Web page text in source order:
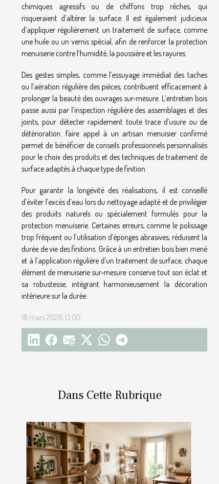
Dans Cette Rubrique
chimiques agressifs ou de chiffons trop rêches, qui
risqueraient d’altérer la surface. Il est également judicieux
d’appliquer régulièrement un traitement de surface, comme
une huile ou un vernis spécial, afin de renforcer la protection
menuiserie contre l’humidité, la poussière et les rayures.
Des gestes simples, comme l’essuyage immédiat des taches
ou l’aération régulière des pièces, contribuent efficacement à
prolonger la beauté des ouvrages sur-mesure. L’entretien bois
passe aussi par l’inspection régulière des assemblages et des
joints, pour détecter rapidement toute trace d’usure ou de
détérioration. Faire appel à un artisan menuisier confirmé
permet de bénéficier de conseils professionnels personnalisés
pour le choix des produits et des techniques de traitement de
surface adaptés à chaque type de finition.
Pour garantir la longévité des réalisations, il est conseillé
d’éviter l’excès d’eau lors du nettoyage adapté et de privilégier
des produits naturels ou spécialement formulés pour la
protection menuiserie. Certaines erreurs, comme le polissage
trop fréquent ou l’utilisation d’éponges abrasives, réduisent la
durée de vie des finitions. Grâce à un entretien bois bien mené
et à l’application régulière d’un traitement de surface, chaque
élément de menuiserie sur-mesure conserve tout son éclat et
sa robustesse, intégrant harmonieusement la décoration
intérieure sur la durée.
18 mars 2026 13:00